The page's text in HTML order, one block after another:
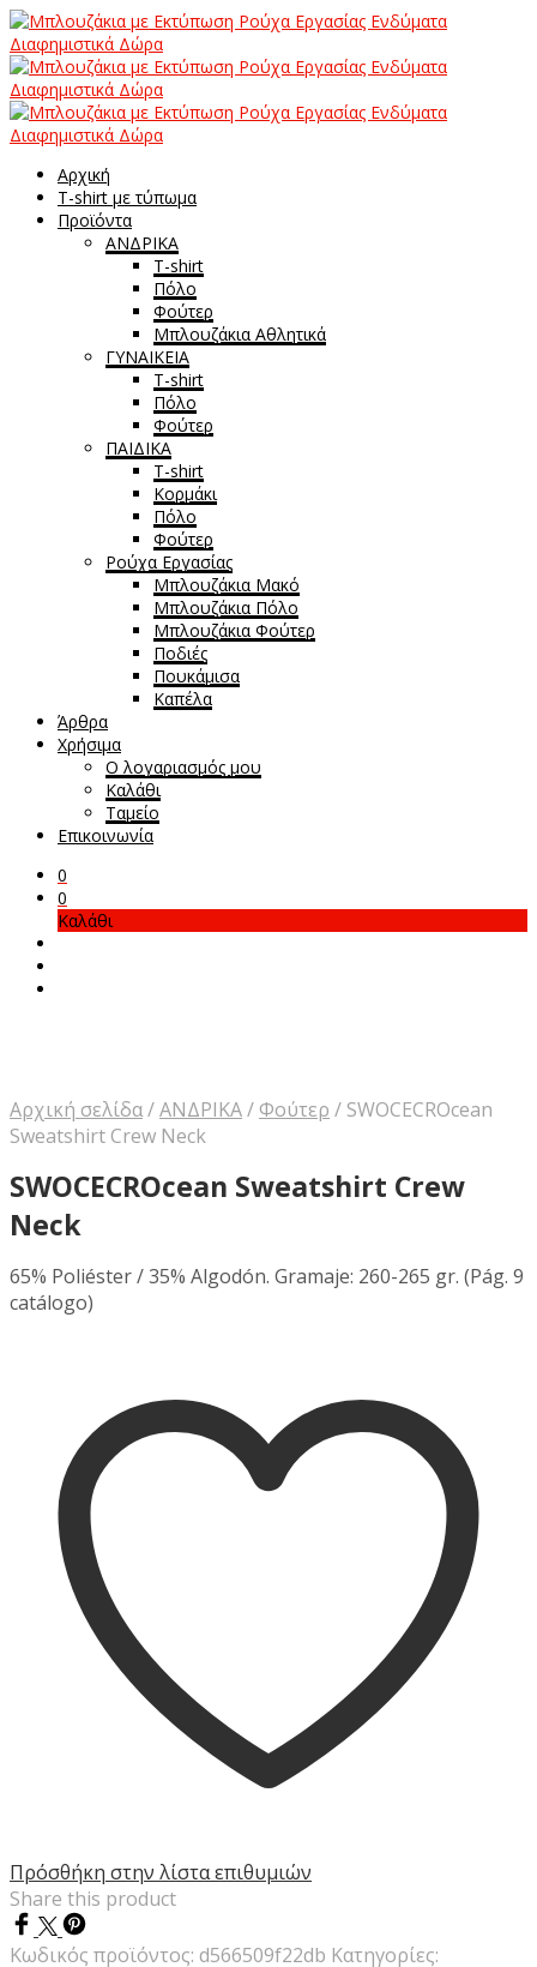
Αρχική
T-shirt με τύπωμα
Προϊόντα
ΑΝΔΡΙΚΑ
T-shirt
Πόλο
Φούτερ
Μπλουζάκια Αθλητικά
ΓΥΝΑΙΚΕΙΑ
T-shirt
Πόλο
Φούτερ
ΠΑΙΔΙΚΑ
T-shirt
Κορμάκι
Πόλο
Φούτερ
Ρούχα Εργασίας
Μπλουζάκια Μακό
Μπλουζάκια Πόλο
Μπλουζάκια Φούτερ
Ποδιές
Πουκάμισα
Καπέλα
Άρθρα
Χρήσιμα
Ο λογαριασμός μου
Καλάθι
Ταμείο
Επικοινωνία
0
0
Καλάθι
Αρχική σελίδα/ΑΝΔΡΙΚΑ/ Φούτερ / SWOCECROcean
Sweatshirt Crew Neck
SWOCECROcean Sweatshirt Crew
Neck
65% Poliéster / 35% Algodón. Gramaje: 260-265 gr. (Pág. 9
catálogo)
Πρόσθήκη στην λίστα επιθυμιών
Share this product
Κωδικός προϊόντος: d566509f22db Κατηγορίες: